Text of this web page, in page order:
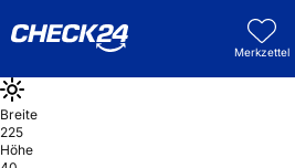
Merkzettel
Breite
225
Höhe